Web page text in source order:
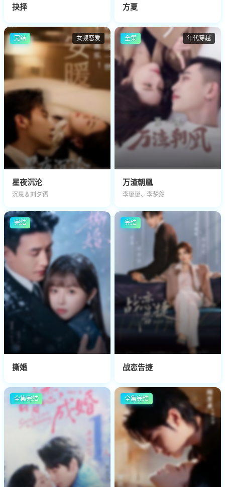
抉择 方夏
女频恋爱
完结
星夜沉沦
沉思＆刘夕语
年代穿越
全集
万渣朝凰
李璐璐、李梦然
完结
撕婚
完结
战恋告捷
全集完结 全集完结